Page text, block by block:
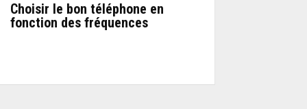
Choisir le bon téléphone en
fonction des fréquences